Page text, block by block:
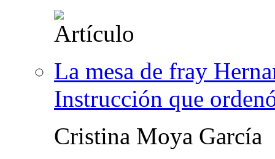
La mesa de fray
Instrucción que
Cristina Moya García